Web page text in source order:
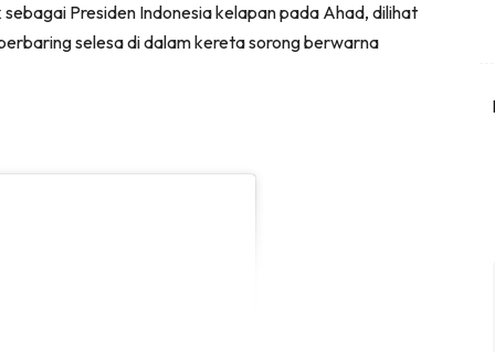
Presiden Indonesia kelapan pada Ahad, dilihat
selesa di dalam kereta sorong berwarna